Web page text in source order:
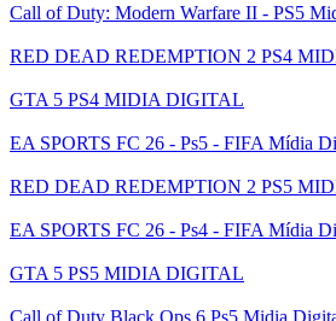
Call of Duty: Modern Warfare II - PS5
RED DEAD REDEMPTION 2 PS4
GTA 5 PS4 MIDIA DIGITAL
EA SPORTS FC 26 - Ps5 - FIFA Mídia
RED DEAD REDEMPTION 2 PS5
EA SPORTS FC 26 - Ps4 - FIFA Mídia
GTA 5 PS5 MIDIA DIGITAL
Call of Duty Black Ops 6 Ps5 Midia